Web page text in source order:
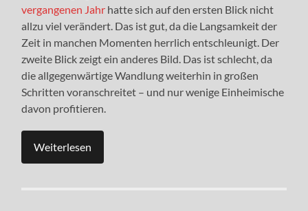
vergangenen Jahr hatte sich auf den ersten Blick nicht
allzu viel verändert. Das ist gut, da die Langsamkeit der
Zeit in manchen Momenten herrlich entschleunigt. Der
zweite Blick zeigt ein anderes Bild. Das ist schlecht, da
die allgegenwärtige Wandlung weiterhin in großen
Schritten voranschreitet – und nur wenige Einheimische
davon profitieren.
Weiterlesen